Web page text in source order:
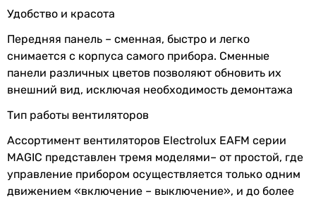
100 м³/час
95 м³/час
80 м³/час
90 м³/час
90 м³/час
102 м³/час
Рекомендуемая площадь помещения
5 м²
5 м²
Настройки
таймера
задержки
выключения
(регулируемый)
температура
перемещаемого
воздуха
Количество
1 шт
Удобство и красота
Передняя панель – сменная, быстро и легко
снимается с корпуса самого прибора. Сменные
панели различных цветов позволяют обновить их
внешний вид, исключая необходимость демонтажа
Тип работы вентиляторов
Ассортимент вентиляторов Electrolux EAFM серии
MAGIC представлен тремя моделями– от простой, где
управление прибором осуществляется только одним
движением «включение – выключение», и до более